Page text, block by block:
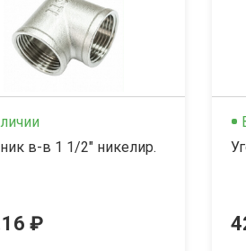
в-в 1 1/2" никелир.
₽